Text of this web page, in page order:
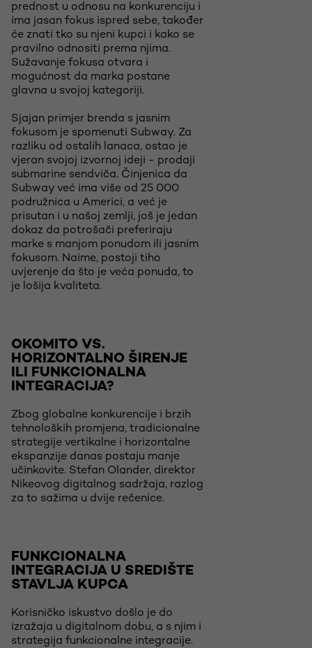
prednost u odnosu na konkurenciju i
ima jasan fokus ispred sebe, također
će znati tko su njeni kupci i kako se
pravilno odnositi prema njima.
Sužavanje fokusa otvara i
mogućnost da marka postane
glavna u svojoj kategoriji.
Sjajan primjer brenda s jasnim
fokusom je spomenuti Subway. Za
razliku od ostalih lanaca, ostao je
vjeran svojoj izvornoj ideji - prodaji
submarine sendviča. Činjenica da
Subway već ima više od 25 000
podružnica u Americi, a već je
prisutan i u našoj zemlji, još je jedan
dokaz da potrošači preferiraju
marke s manjom ponudom ili jasnim
fokusom. Naime, postoji tiho
uvjerenje da što je veća ponuda, to
je lošija kvaliteta.
OKOMITO VS.
HORIZONTALNO ŠIRENJE
ILI FUNKCIONALNA
INTEGRACIJA?
Zbog globalne konkurencije i brzih
tehnoloških promjena, tradicionalne
strategije vertikalne i horizontalne
ekspanzije danas postaju manje
učinkovite. Stefan Olander, direktor
Nikeovog digitalnog sadržaja, razlog
za to sažima u dvije rečenice.
FUNKCIONALNA
INTEGRACIJA U SREDIŠTE
STAVLJA KUPCA
Korisničko iskustvo došlo je do
izražaja u digitalnom dobu, a s njim i
strategija funkcionalne integracije.